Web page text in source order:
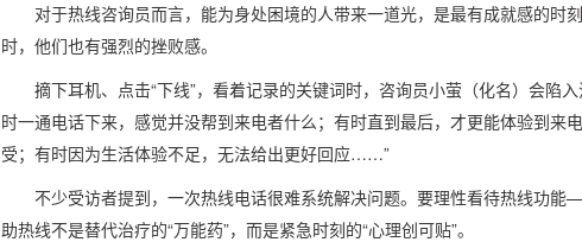
对于热线咨询员而言，能为身处困境的人带来一道光，是最有成就感的时
时，他们也有强烈的挫败感。
摘下耳机、点击“下线”，看着记录的关键词时，咨询员小萤（化名）会陷入
时一通电话下来，感觉并没帮到来电者什么；有时直到最后，才更能体验到来
受；有时因为生活体验不足，无法给出更好回应……”
不少受访者提到，一次热线电话很难系统解决问题。要理性看待热线功
助热线不是替代治疗的“万能药”，而是紧急时刻的“心理创可贴”。